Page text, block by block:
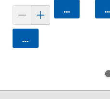
카트에 담기
카트에 담기